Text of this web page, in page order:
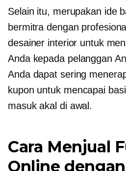
Selain itu, merupakan ide
bermitra dengan
desainer interior untuk
Anda kepada pelanggan
Anda dapat sering
kupon untuk mencapai
masuk akal di awal.
Cara Menjual
Online